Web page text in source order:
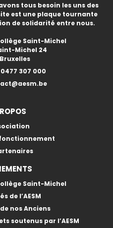
tous besoin les uns des
est une plaque tournante
de solidarité entre nous.
Saint-Michel
Michel 24
0477 307 000
Saint-Michel
de l’AESM
nos Anciens
soutenus par l’AESM